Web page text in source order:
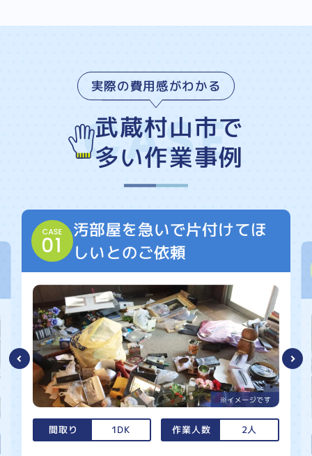
実際の費用感がわかる
武蔵村山市で
多い作業事例
汚部屋を急いで片付けてほ
しいとのご依頼
間取り 1DK 作業人数 2人